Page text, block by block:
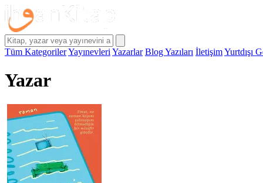
Tüm KategorilerYayınevleri Yazarlar Blog Yazıları İletişimYurtdışı
Yazar